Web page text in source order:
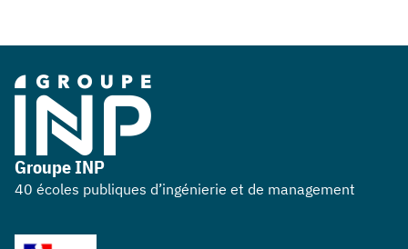
Groupe INP
40 écoles publiques d’ingénierie et de management